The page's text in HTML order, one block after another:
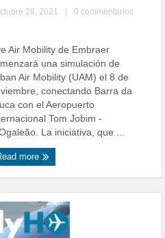
28, 2021
0 commentarios
Air Mobility de Embraer
una simulación de
Air Mobility (UAM) el 8 de
conectando Barra da
con el Aeropuerto
Tom Jobim -
La iniciativa, que ...
more